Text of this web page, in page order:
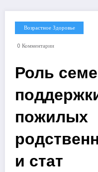
Возрастное Здоровье
0 Комментарии
Роль
пожилых
и стат